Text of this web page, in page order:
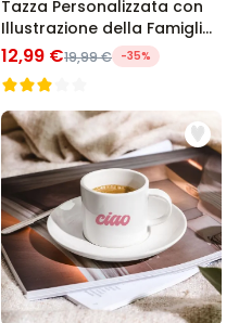
Tazza Personalizzata con
Illustrazione della Famiglia
dei Cartoni Animati
12,99 €19,99 € -35%